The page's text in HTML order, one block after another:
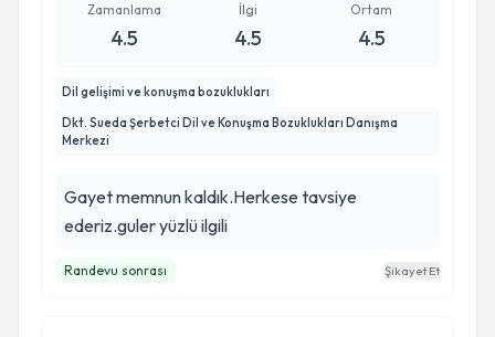
Zamanlama
4.5
İlgi
4.5
Ortam
4.5
Dil gelişimi ve konuşma bozuklukları
Dkt. Sueda Şerbetci Dil ve Konuşma Bozuklukları Danışma
Merkezi
Gayet memnun kaldık.Herkese tavsiye
ederiz.guler yüzlü ilgili
Randevu sonrası Şikayet Et